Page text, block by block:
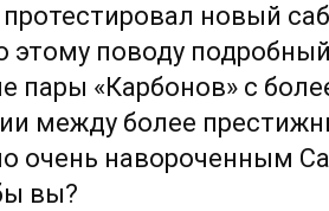
протестировал новый
этому поводу
пары «Карбонов» с
между более
очень навороченным
вы?